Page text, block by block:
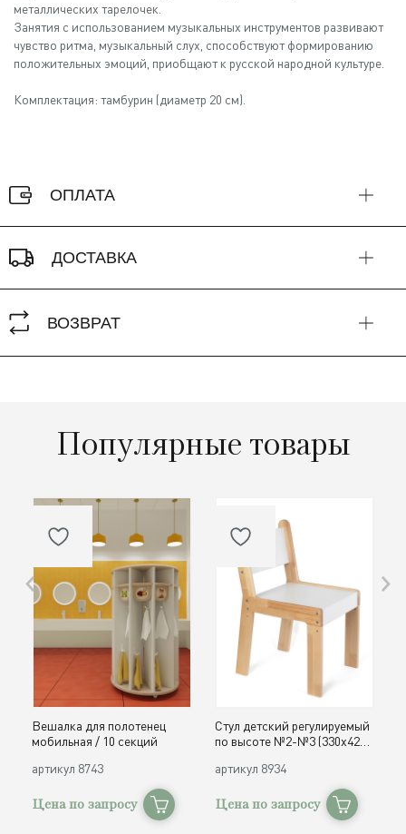
металлических тарелочек.
Занятия с использованием музыкальных инструментов развивают
чувство ритма, музыкальный слух, способствуют формированию
положительных эмоций, приобщают к русской народной культуре.
Комплектация: тамбурин (диаметр 20 см).
ОПЛАТА
ДОСТАВКА
ВОЗВРАТ
Популярные товары
Вешалка для полотенец
мобильная / 10 секций
артикул 8743
Цена по запросу
Стул детский регулируемый
по высоте №2-№3 (330х420,
артикул 8934
Цена по запросу